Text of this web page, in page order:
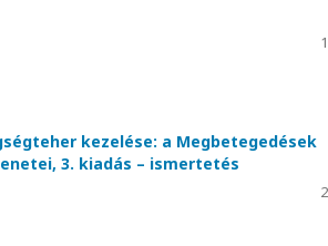
kezelése: a Megbetegedések
3. kiadás – ismertetés